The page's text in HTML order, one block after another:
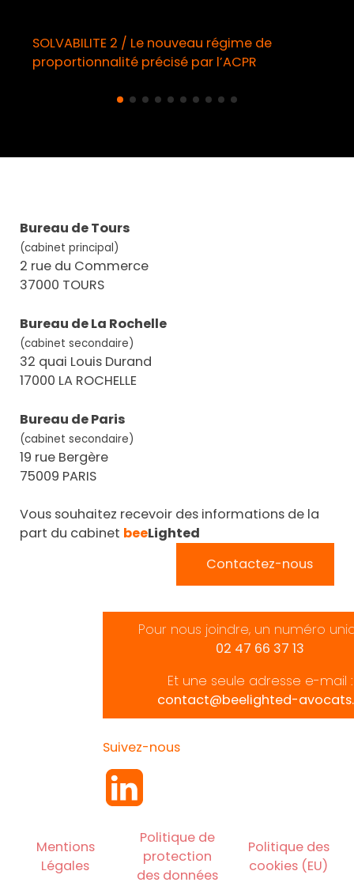
SOLVABILITE 2 / Le nouveau régime de
proportionnalité précisé par l’ACPR
Bureau de Tours
(cabinet principal)
2 rue du Commerce
37000 TOURS
Bureau de La Rochelle
(cabinet secondaire)
32 quai Louis Durand
17000 LA ROCHELLE
Bureau de Paris
(cabinet secondaire)
19 rue Bergère
75009 PARIS
Vous souhaitez recevoir des informations de la
part du cabinet beeLighted
Contactez-nous
Pour nous joindre, un numéro
02 47 66 37 13
Et une seule adresse e-mail :
contact@beelighted-
Suivez-nous
Mentions
Légales
Politique de
protection
des données
Politique des
cookies (EU)